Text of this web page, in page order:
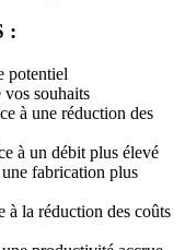
:
potentiel
souhaits
à une réduction des
à un débit plus élevé
fabrication plus
à la réduction des coûts